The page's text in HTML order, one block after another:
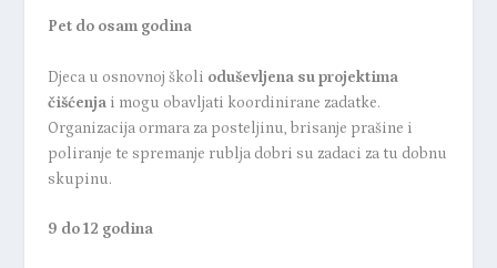
Pet do osam godina
Djeca u osnovnoj školi oduševljena su projektima
čišćenjai mogu obavljati koordinirane zadatke.
Organizacija ormara za posteljinu, brisanje prašine i
poliranje te spremanje rublja dobri su zadaci za tu dobnu
skupinu.
9 do 12 godina